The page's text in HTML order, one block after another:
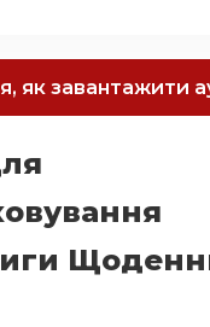
як завантажити